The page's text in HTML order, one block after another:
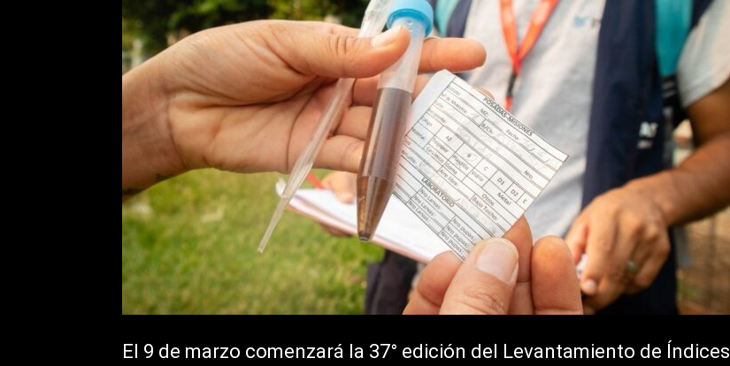
El 9 de marzo comenzará la 37° edición del Levantamiento de Índices